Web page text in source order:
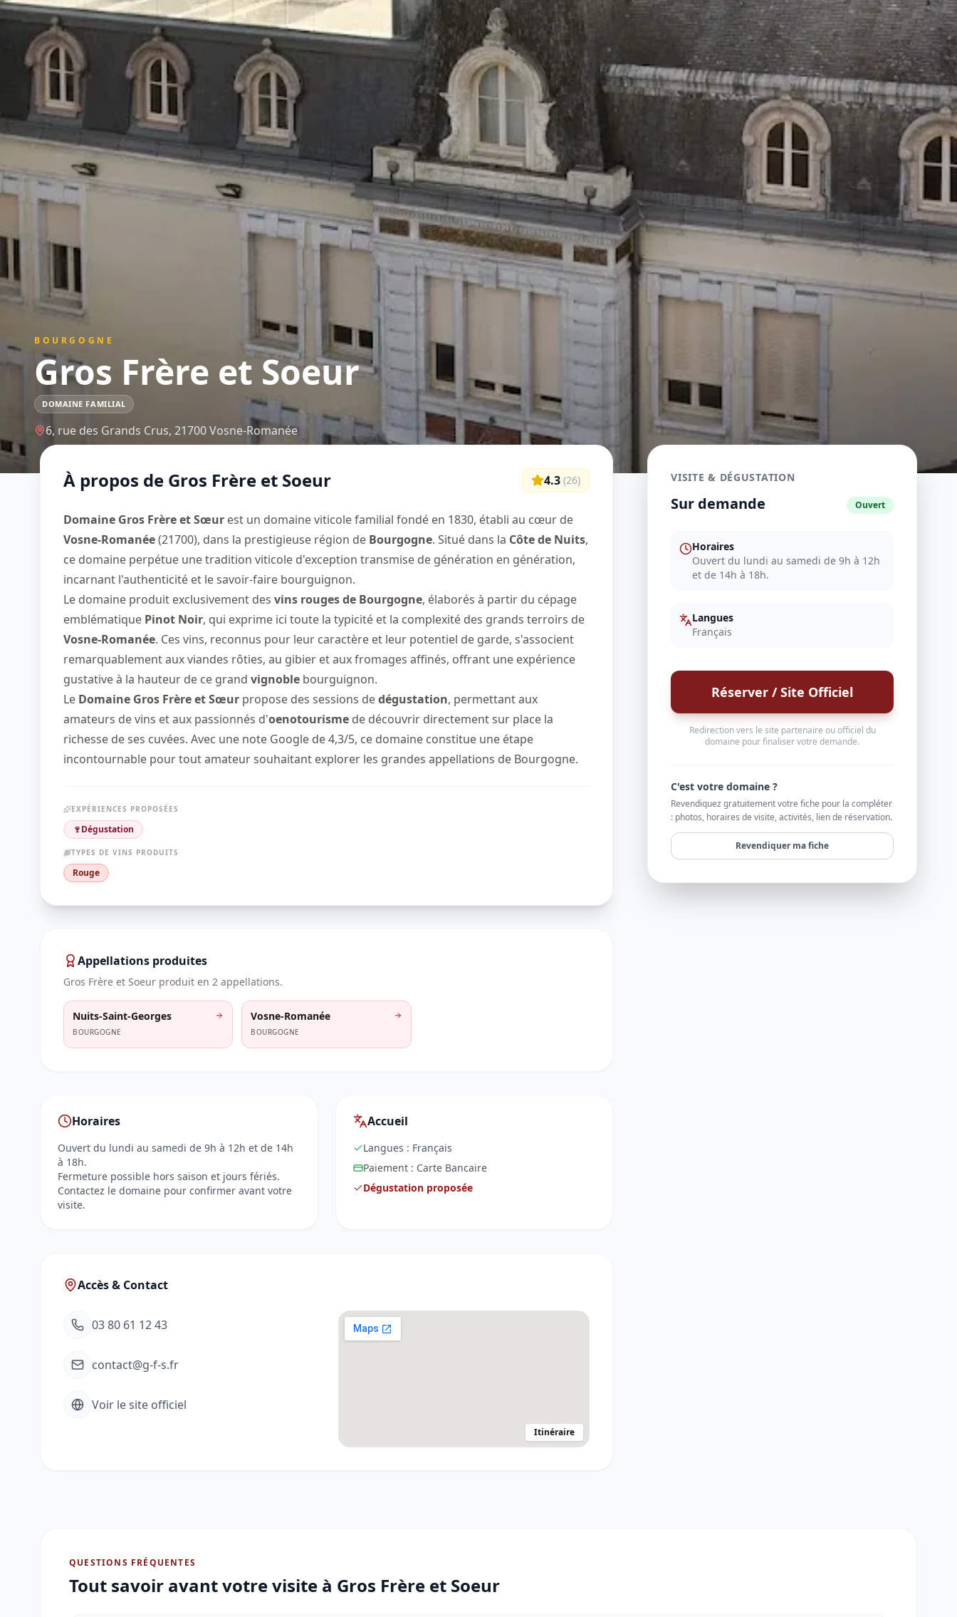
BOURGOGNE
Gros Frère et Soeur
DOMAINE FAMILIAL
6, rue des Grands Crus, 21700Vosne-Romanée
À propos de Gros Frère et Soeur 4.3 (26)
Domaine Gros Frère et Sœur est un domaine viticole familial fondé en 1830, établi au cœur de
Vosne-Romanée(21700), dans la prestigieuse région de Bourgogne. Situé dans la Côte de Nuits,
ce domaine perpétue une tradition viticole d'exception transmise de génération en génération,
incarnant l'authenticité et le savoir-faire bourguignon.
Le domaine produit exclusivement des vins rouges de Bourgogne, élaborés à partir du cépage
emblématique Pinot Noir, qui exprime ici toute la typicité et la complexité des grands terroirs de
Vosne-Romanée. Ces vins, reconnus pour leur caractère et leur potentiel de garde, s'associent
remarquablement aux viandes rôties, au gibier et aux fromages affinés, offrant une expérience
gustative à la hauteur de ce grand vignoble bourguignon.
Le Domaine Gros Frère et Sœur propose des sessions dedégustation, permettant aux
amateurs de vins et aux passionnés d'oenotourisme de découvrir directement sur place la
richesse de ses cuvées. Avec une note Google de 4,3/5, ce domaine constitue une étape
incontournable pour tout amateur souhaitant explorer les grandes appellations de Bourgogne.
EXPÉRIENCES PROPOSÉES
🍷Dégustation
TYPES DE VINS PRODUITS
Rouge
Appellations produites
Gros Frère et Soeur produit en 2 appellations.
Nuits-Saint-Georges
BOURGOGNE
Vosne-Romanée
BOURGOGNE
Horaires
Ouvert du lundi au samedi de 9h à 12h et de 14h
à 18h.
Fermeture possible hors saison et jours fériés.
Contactez le domaine pour confirmer avant votre
visite.
Accueil
Langues : Français
Paiement : Carte Bancaire
Dégustation proposée
Accès & Contact
03 80 61 12 43
contact@g-f-s.fr
Voir le site officiel
Itinéraire
VISITE & DÉGUSTATION
Sur demande Ouvert
Horaires
Ouvert du lundi au samedi de 9h à 12h
et de 14h à 18h.
Langues
Français
Réserver / Site Officiel
Redirection vers le site partenaire ou officiel du
domaine pour finaliser votre demande.
C'est votre domaine ?
Revendiquez gratuitement votre fiche pour la compléter
: photos, horaires de visite, activités, lien de réservation.
Revendiquer ma fiche
QUESTIONS FRÉQUENTES
Tout savoir avant votre visite à Gros Frère et Soeur